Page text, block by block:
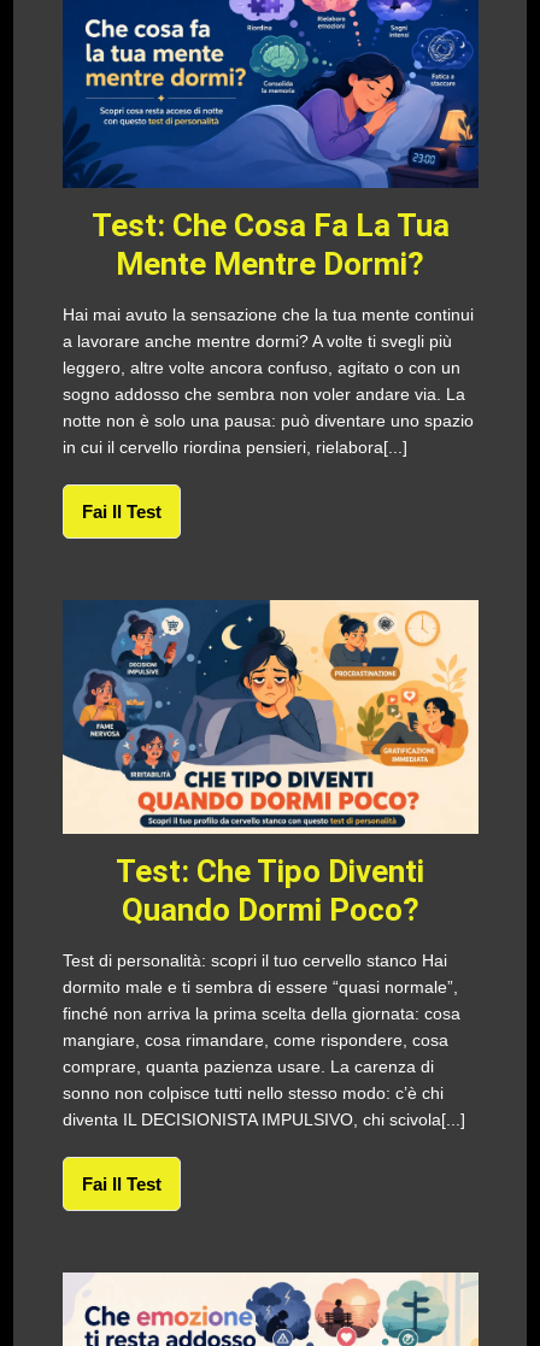
Test: Che Cosa Fa La Tua
Mente Mentre Dormi?
Hai mai avuto la sensazione che la tua mente continui
a lavorare anche mentre dormi? A volte ti svegli più
leggero, altre volte ancora confuso, agitato o con un
sogno addosso che sembra non voler andare via. La
notte non è solo una pausa: può diventare uno spazio
in cui il cervello riordina pensieri, rielabora[...]
Fai Il Test
Test: Che Tipo Diventi
Quando Dormi Poco?
Test di personalità: scopri il tuo cervello stanco Hai
dormito male e ti sembra di essere “quasi normale”,
finché non arriva la prima scelta della giornata: cosa
mangiare, cosa rimandare, come rispondere, cosa
comprare, quanta pazienza usare. La carenza di
sonno non colpisce tutti nello stesso modo: c’è chi
diventa IL DECISIONISTA IMPULSIVO, chi scivola[...]
Fai Il Test